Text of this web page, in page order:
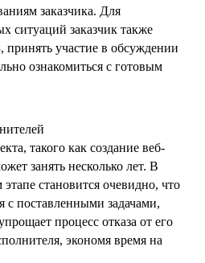
заказчика. Для
ситуаций заказчик также
принять участие в обсуждении
ознакомиться с готовым
такого как создание веб-
занять несколько лет. В
становится очевидно, что
с поставленными задачами,
процесс отказа от его
экономя время на
(ФТ):
и его